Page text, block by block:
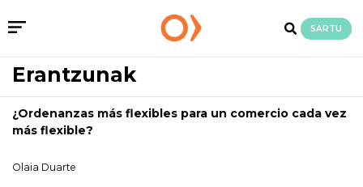
SARTU
Erantzunak
¿Ordenanzas más flexibles para un comercio cada vez
más flexible?
Olaia Duarte